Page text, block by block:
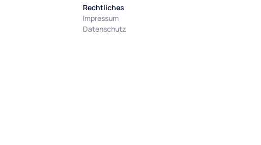
Rechtliches
Impressum
Datenschutz